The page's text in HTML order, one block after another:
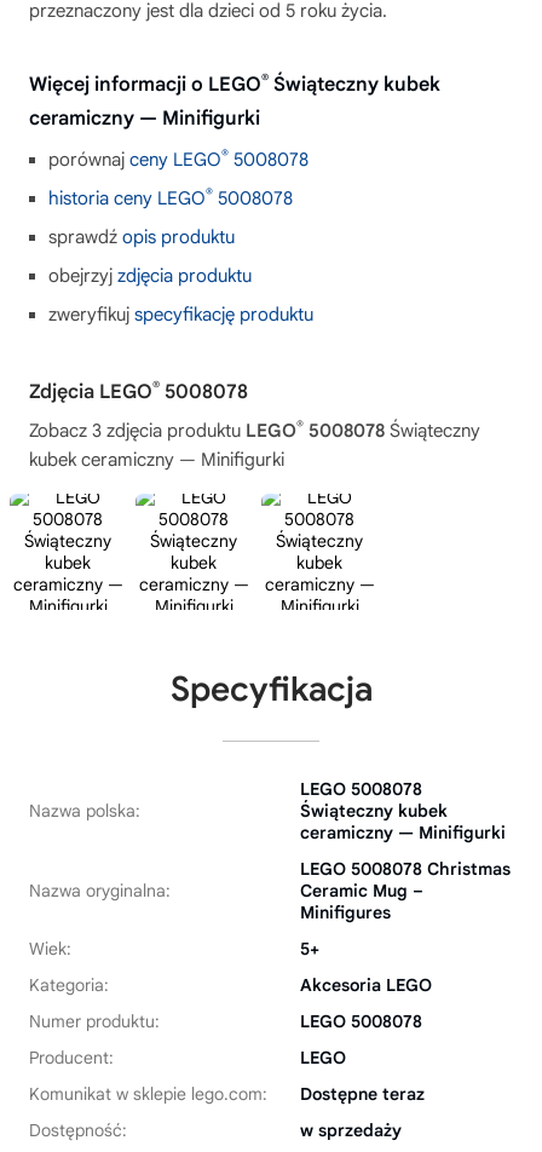
przeznaczony jest dla dzieci od 5 roku życia.
Więcej informacji o LEGO® Świąteczny kubek
ceramiczny — Minifigurki
porównaj ceny LEGO® 5008078
historia ceny LEGO® 5008078
sprawdź opis produktu
obejrzyj zdjęcia produktu
zweryfikuj specyfikację produktu
Zdjęcia LEGO® 5008078
Zobacz 3 zdjęcia produktu LEGO® 5008078 Świąteczny
kubek ceramiczny — Minifigurki
Specyfikacja
Nazwa polska:
LEGO 5008078
Świąteczny kubek
ceramiczny — Minifigurki
Nazwa oryginalna:
LEGO 5008078 Christmas
Ceramic Mug –
Minifigures
Wiek:
5+
Kategoria:
Akcesoria LEGO
Numer produktu:
LEGO 5008078
Producent:
LEGO
Komunikat w sklepie lego.com:
Dostępne teraz
Dostępność:
w sprzedaży